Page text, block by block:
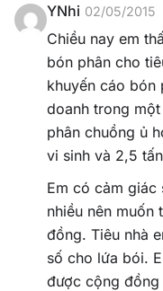
YNhi 02/05/2015
Chiều nay em
bón phân cho
khuyến cáo bón
doanh trong
phân chuồng ủ
vi sinh và 2,5
Em có cảm giác
nhiều nên muốn
đồng. Tiêu nhà
số cho lứa bói.
được cộng đồng